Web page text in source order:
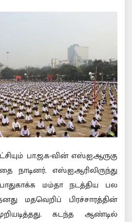
பா.ஜ.க-வின் எஸ்.ஐ.ஆருகு
நாடினர். எஸ்.ஐ.ஆரிலிருந்து
மம்தா நடத்திய பல
மதவெறிப் பிரச்சாரத்தின்
கடந்த ஆண்டில்